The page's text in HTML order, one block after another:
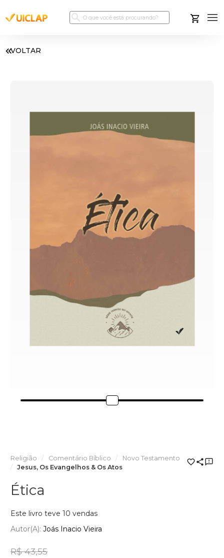
VOLTAR
Religião Comentário Bíblico
Novo Testamento
Jesus, Os Evangelhos & Os Atos
Ética
Este livro teve 10 vendas
Autor(a): Joás Inacio Vieira
R$ 43,55